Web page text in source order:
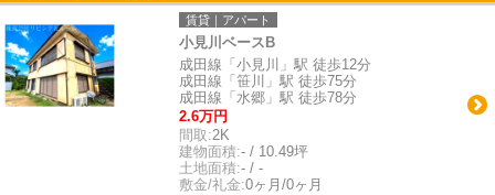
賃貸｜アパート
小見川ベースB
成田線「小見川」駅 徒歩12分
成田線「笹川」駅 徒歩75分
成田線「水郷」駅 徒歩78分
2.6万円
間取:2K
建物面積:- / 10.49坪
土地面積:- / -
敷金/礼金:0ヶ月/0ヶ月